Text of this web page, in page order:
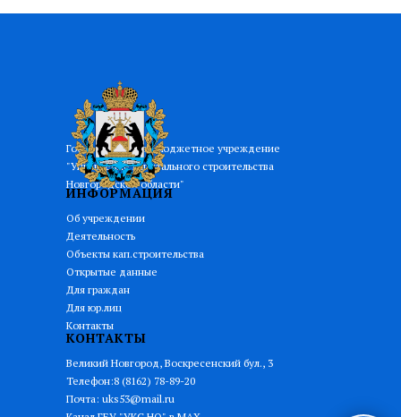
Государственное бюджетное учреждение
"Управление капитального строительства
Новгородской области"
ИНФОРМАЦИЯ
Об учреждении
Деятельность
Объекты кап.строительства
Открытые данные
Для граждан
Для юр.лиц
Контакты
КОНТАКТЫ
Великий Новгород, Воскресенский бул., 3
Телефон:8 (8162) 78-89-20
Почта: uks53@mail.ru